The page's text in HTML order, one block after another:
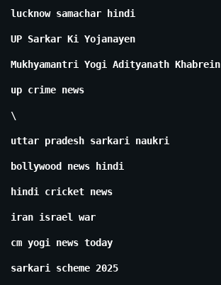
lucknow samachar hindi
UP Sarkar Ki Yojanayen
Mukhyamantri Yogi Adityanath Khabrein
up crime news
\
uttar pradesh sarkari naukri
bollywood news hindi
hindi cricket news
iran israel war
cm yogi news today
sarkari scheme 2025